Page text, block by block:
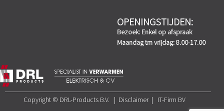
OPENINGSTIJDEN:
Bezoek: Enkel op afspraak
Maandag tm vrijdag: 8.00-17.00
Copyright © DRL-Products B.V. | Disclaimer | IT-Firm BV